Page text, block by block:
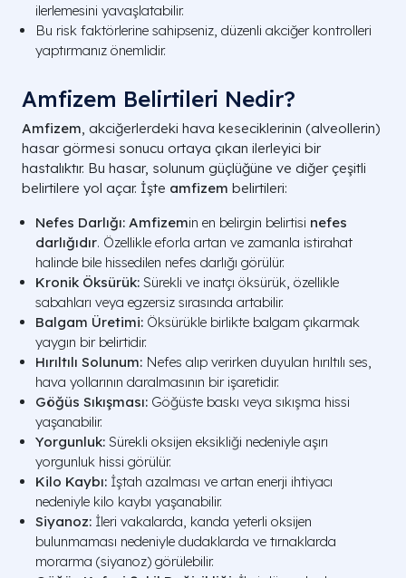
ilerlemesini yavaşlatabilir.
Bu risk faktörlerine sahipseniz, düzenli akciğer kontrolleri
yaptırmanız önemlidir.
Amfizem Belirtileri Nedir?
Amfizem, akciğerlerdeki hava keseciklerinin (alveollerin)
hasar görmesi sonucu ortaya çıkan ilerleyici bir
hastalıktır. Bu hasar, solunum güçlüğüne ve diğer çeşitli
belirtilere yol açar. İşte amfizem belirtileri:
Nefes Darlığı: Amfizemin en belirgin belirtisi nefes
darlığıdır. Özellikle eforla artan ve zamanla istirahat
halinde bile hissedilen nefes darlığı görülür.
Kronik Öksürük: Sürekli ve inatçı öksürük, özellikle
sabahları veya egzersiz sırasında artabilir.
Balgam Üretimi: Öksürükle birlikte balgam çıkarmak
yaygın bir belirtidir.
Hırıltılı Solunum: Nefes alıp verirken duyulan hırıltılı ses,
hava yollarının daralmasının bir işaretidir.
Göğüs Sıkışması: Göğüste baskı veya sıkışma hissi
yaşanabilir.
Yorgunluk: Sürekli oksijen eksikliği nedeniyle aşırı
yorgunluk hissi görülür.
Kilo Kaybı: İştah azalması ve artan enerji ihtiyacı
nedeniyle kilo kaybı yaşanabilir.
Siyanoz: İleri vakalarda, kanda yeterli oksijen
bulunmaması nedeniyle dudaklarda ve tırnaklarda
morarma (siyanoz) görülebilir.